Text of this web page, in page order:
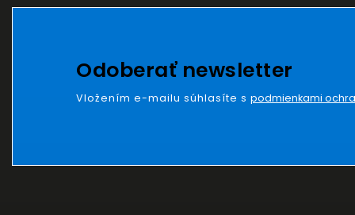
Odoberať newsletter
Vložením e-mailu súhlasíte s podmienkami